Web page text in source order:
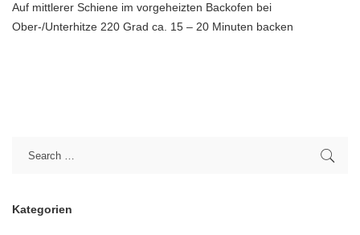
Auf mittlerer Schiene im vorgeheizten Backofen bei
Ober-/Unterhitze 220 Grad ca. 15 – 20 Minuten backen
Kategorien